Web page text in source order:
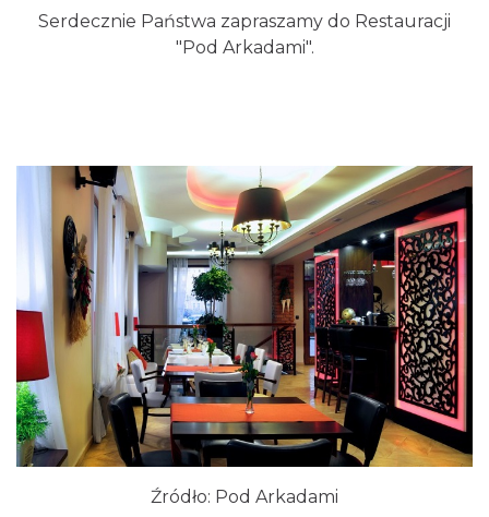
Serdecznie Państwa zapraszamy do Restauracji
"Pod Arkadami".
Źródło: Pod Arkadami